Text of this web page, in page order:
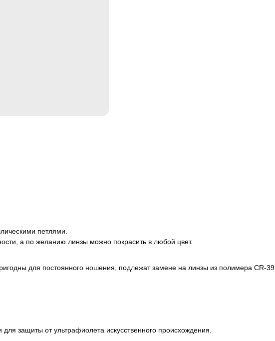
петлями.
а по желанию линзы можно покрасить в любой цвет.
для постоянного ношения, подлежат замене на линзы из полимера CR-39.
защиты от ультрафиолета искусственного происхождения.